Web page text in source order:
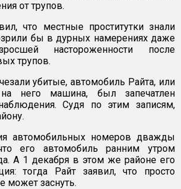
от трупов.
что местные проститутки знали
бы в дурных намерениях даже
настороженности после
трупов.
убитые, автомобиль Райта, или
него машина, был запечатлен
Судя по этим записям,
автомобильных номеров дважды
его автомобиль ранним утром
А 1 декабря в этом же районе его
тогда Райт заявил, что просто
может заснуть.